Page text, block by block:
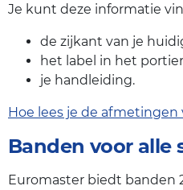
Je kunt deze informatie
de zijkant van je
het label in het
je handleiding.
Hoe lees je de afmetingen
Banden voor alle
Euromaster biedt banden